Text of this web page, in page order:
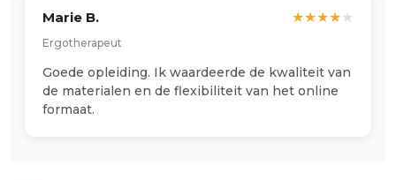
Marie B.
Ergotherapeut
★★★★★
Goede opleiding. Ik waardeerde de kwaliteit van
de materialen en de flexibiliteit van het online
formaat.